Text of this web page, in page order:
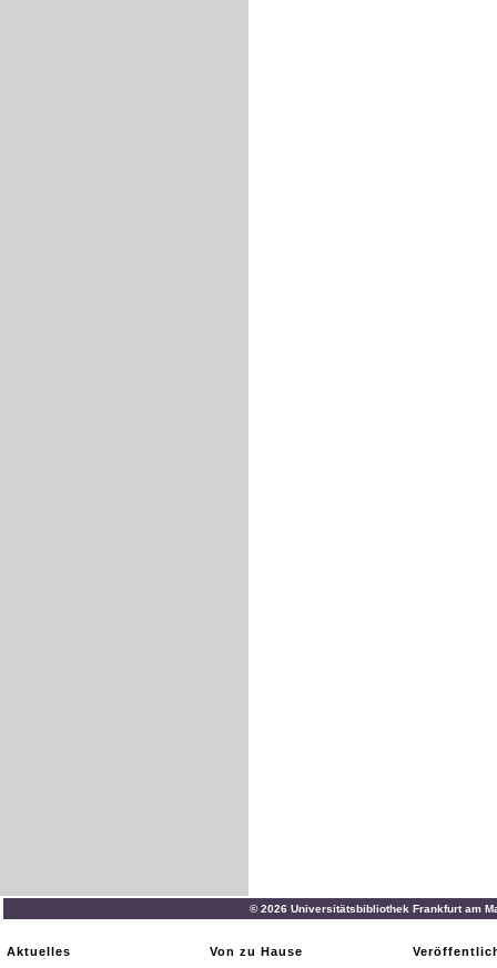
© 2026 Universitätsbibliothek Frankfurt am
Aktuelles
Von zu Hause